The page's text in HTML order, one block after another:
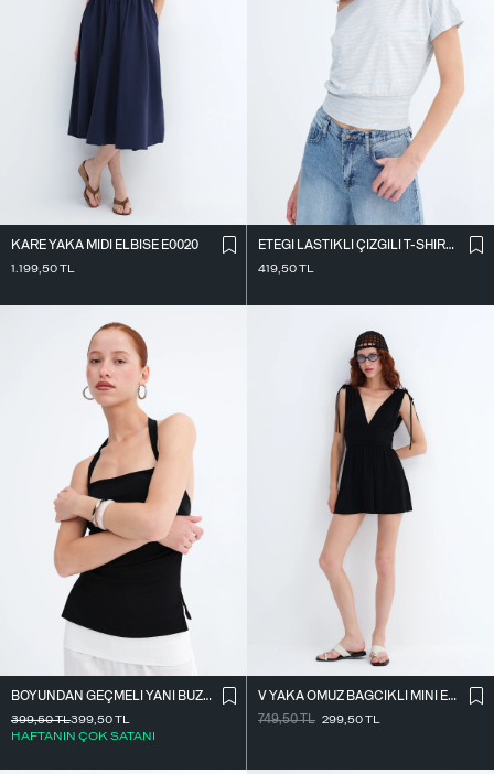
KARE YAKA MIDI ELBISE E0020
1.199,50TL
ETEĞI LASTIKLI ÇIZGILI T-SHIRT P10733
419,50TL
BOYUNDAN GEÇMELI YANI BÜZGÜLÜ BLUZ A390
399,50TL
HAFTANIN ÇOK SATANI
399,50TL
V YAKA OMUZ BAĞCIKLI MINI ELBISE E3394
749,50TL 299,50TL